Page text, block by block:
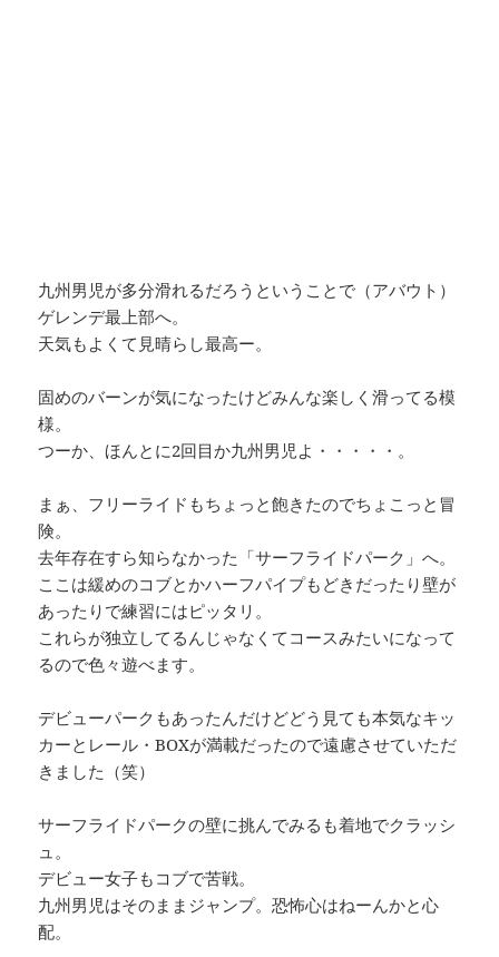
九州男児が多分滑れるだろうということで（アバウト）
ゲレンデ最上部へ。
天気もよくて見晴らし最高ー。
固めのバーンが気になったけどみんな楽しく滑ってる模
様。
つーか、ほんとに2回目か九州男児よ・・・・・。
まぁ、フリーライドもちょっと飽きたのでちょこっと冒
険。
去年存在すら知らなかった「サーフライドパーク」へ。
ここは緩めのコブとかハーフパイプもどきだったり壁が
あったりで練習にはピッタリ。
これらが独立してるんじゃなくてコースみたいになって
るので色々遊べます。
デビューパークもあったんだけどどう見ても本気なキッ
カーとレール・BOXが満載だったので遠慮させていただ
きました（笑）
サーフライドパークの壁に挑んでみるも着地でクラッシ
ュ。
デビュー女子もコブで苦戦。
九州男児はそのままジャンプ。恐怖心はねーんかと心
配。